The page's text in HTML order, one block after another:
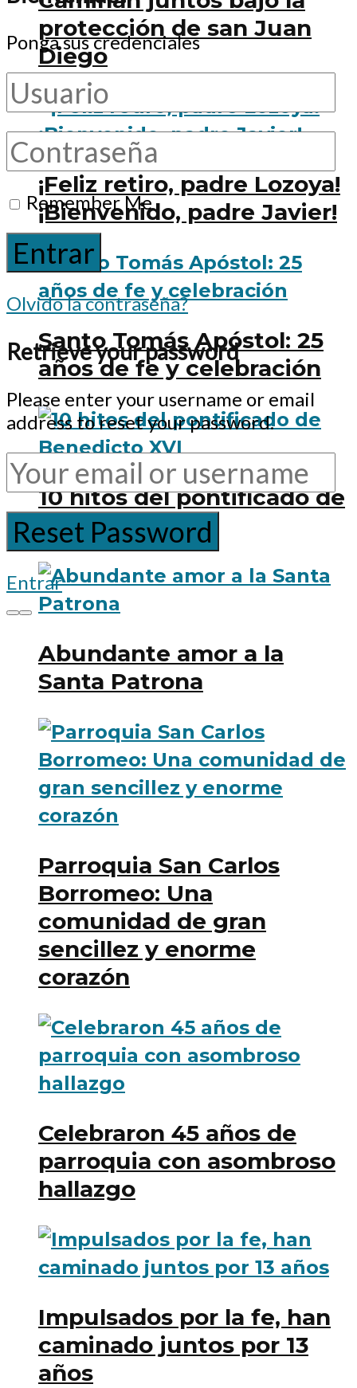
protección de san Juan
Diego
¡Feliz retiro, padre Lozoya!
¡Bienvenido, padre Javier!
Santo Tomás Apóstol: 25
años de fe y celebración
10 hitos del pontificado de
Benedicto XVI
Abundante amor a la
Santa Patrona
Parroquia San Carlos
Borromeo: Una
comunidad de gran
sencillez y enorme
corazón
Celebraron 45 años de
parroquia con asombroso
hallazgo
Impulsados por la fe, han
caminado juntos por 13
años
Ponga sus credenciales
Remember Me
Olvido la contraseña?
Retrieve your password
Please enter your username or email
address to reset your password.
Entrar